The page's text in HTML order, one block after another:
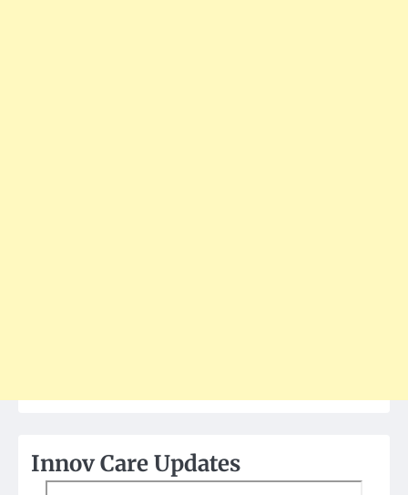
Innov Care Updates